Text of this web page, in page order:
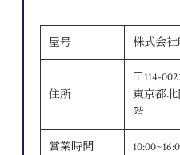
屋号 株式会社
住所
〒114-
東京都北
階
営業時間